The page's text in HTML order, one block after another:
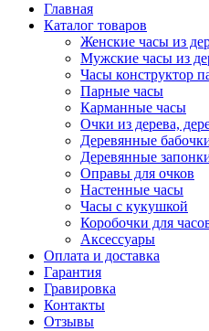
Главная
Каталог товаров
Женские часы из
Мужские часы из
Часы конструктор
Парные часы
Карманные часы
Очки из дерева,
Деревянные
Деревянные
Оправы для очков
Настенные часы
Часы с кукушкой
Коробочки для
Аксессуары
Оплата и доставка
Гарантия
Гравировка
Контакты
Отзывы